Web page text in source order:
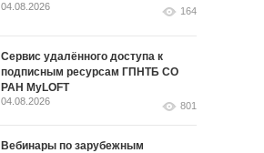
04.08.2026 164
Сервис удалённого доступа к
подписным ресурсам ГПНТБ СО
РАН MyLOFT
04.08.2026 801
Вебинары по зарубежным